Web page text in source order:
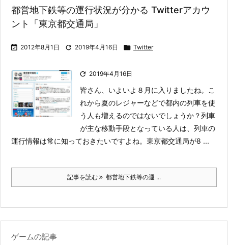
都営地下鉄等の運行状況が分かる Twitterアカウ
ント「東京都交通局」
 2012年8月1日  2019年4月16日  Twitter
 2019年4月16日
皆さん、いよいよ８月に入りましたね。こ
れから夏のレジャーなどで都内の列車を使
う人も増えるのではないでしょうか？列車
が主な移動手段となっている人は、列車の
運行情報は常に知っておきたいですよね。 東京都交通局が8 ...
記事を読む 都営地下鉄等の運 ...
ゲームの記事